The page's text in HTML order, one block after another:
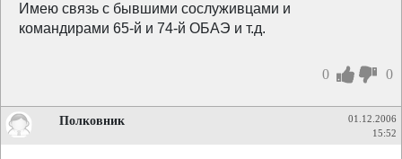
Имею связь с бывшими сослуживцами и
командирами 65-й и 74-й ОБАЭ и т.д.
0 0
Полковник
01.12.2006
15:52